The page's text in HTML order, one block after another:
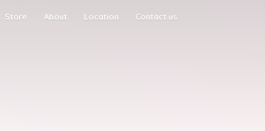
Store About Location Contact us